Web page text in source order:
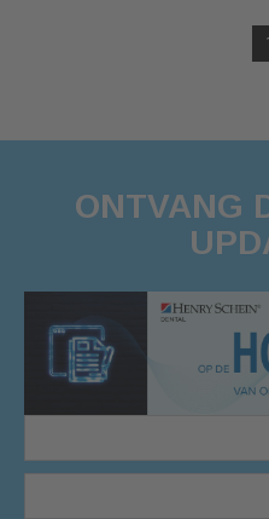
1
ONTVANG